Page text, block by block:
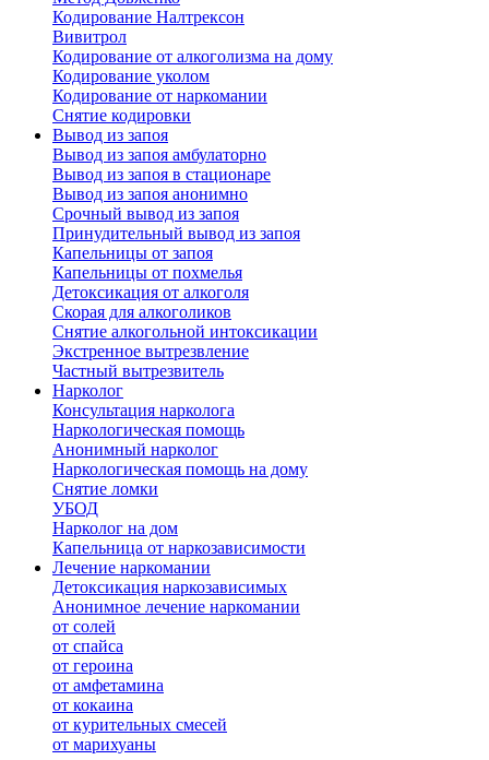
Кодирование Налтрексон
Вивитрол
Кодирование от алкоголизма на дому
Кодирование уколом
Кодирование от наркомании
Снятие кодировки
Вывод из запоя
Вывод из запоя амбулаторно
Вывод из запоя в стационаре
Вывод из запоя анонимно
Срочный вывод из запоя
Принудительный вывод из запоя
Капельницы от запоя
Капельницы от похмелья
Детоксикация от алкоголя
Скорая для алкоголиков
Снятие алкогольной интоксикации
Экстренное вытрезвление
Частный вытрезвитель
Нарколог
Консультация нарколога
Наркологическая помощь
Анонимный нарколог
Наркологическая помощь на дому
Снятие ломки
УБОД
Нарколог на дом
Капельница от наркозависимости
Лечение наркомании
Детоксикация наркозависимых
Анонимное лечение наркомании
от солей
от спайса
от героина
от амфетамина
от кокаина
от курительных смесей
от марихуаны